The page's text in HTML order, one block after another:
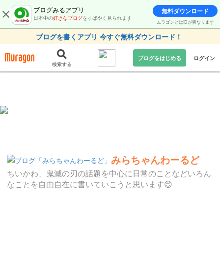
ブログみるアプリ
日本中の好きなブログをすばやく見られます
無料ダウンロード
ムラゴンとはIDが異なります
ブログを書くアプリ 今すぐ無料ダウンロード！
検索する
ブログをはじめる ログイン
みらちゃんわーるど
ちいかわ、鬼滅の刃の話題を中心に日常のことなどいろん
なことを自由自在に書いていこうと思います😊